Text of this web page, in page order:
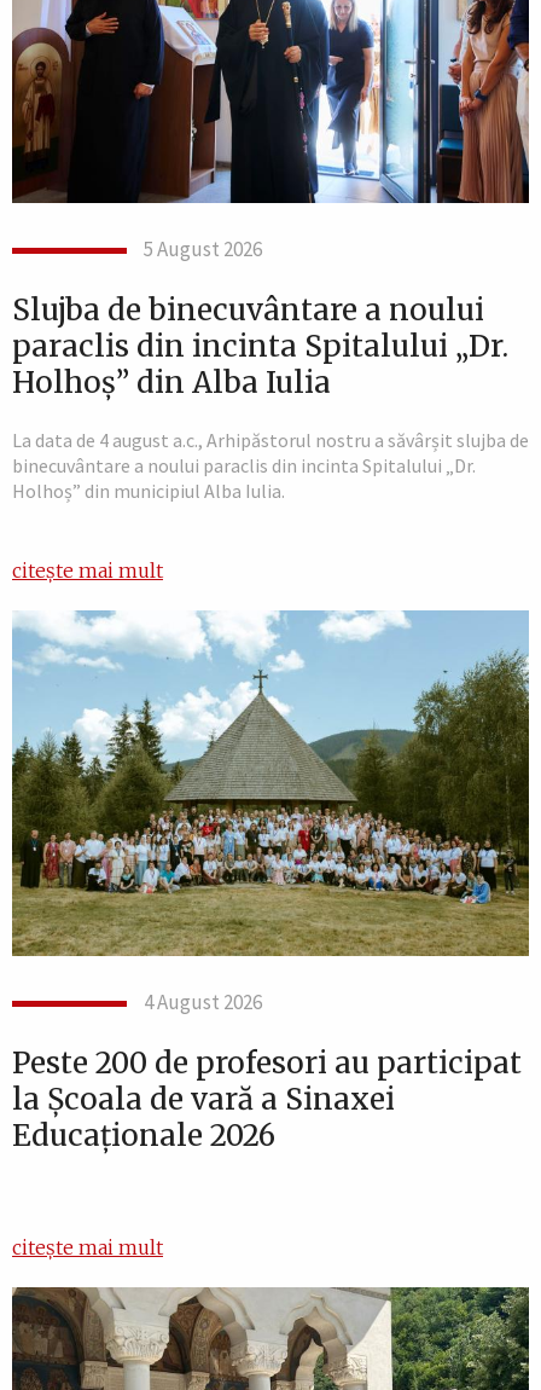
5 August 2026
Slujba de binecuvântare a noului
paraclis din incinta Spitalului „Dr.
Holhoș” din Alba Iulia
La data de 4 august a.c., Arhipăstorul nostru a săvârșit slujba de
binecuvântare a noului paraclis din incinta Spitalului „Dr.
Holhoș” din municipiul Alba Iulia.
citește mai mult
4 August 2026
Peste 200 de profesori au participat
la Școala de vară a Sinaxei
Educaționale 2026
citește mai mult